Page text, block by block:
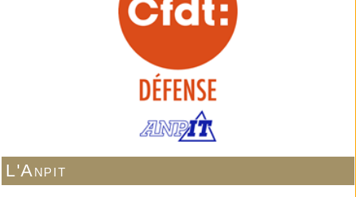
L'Anpit